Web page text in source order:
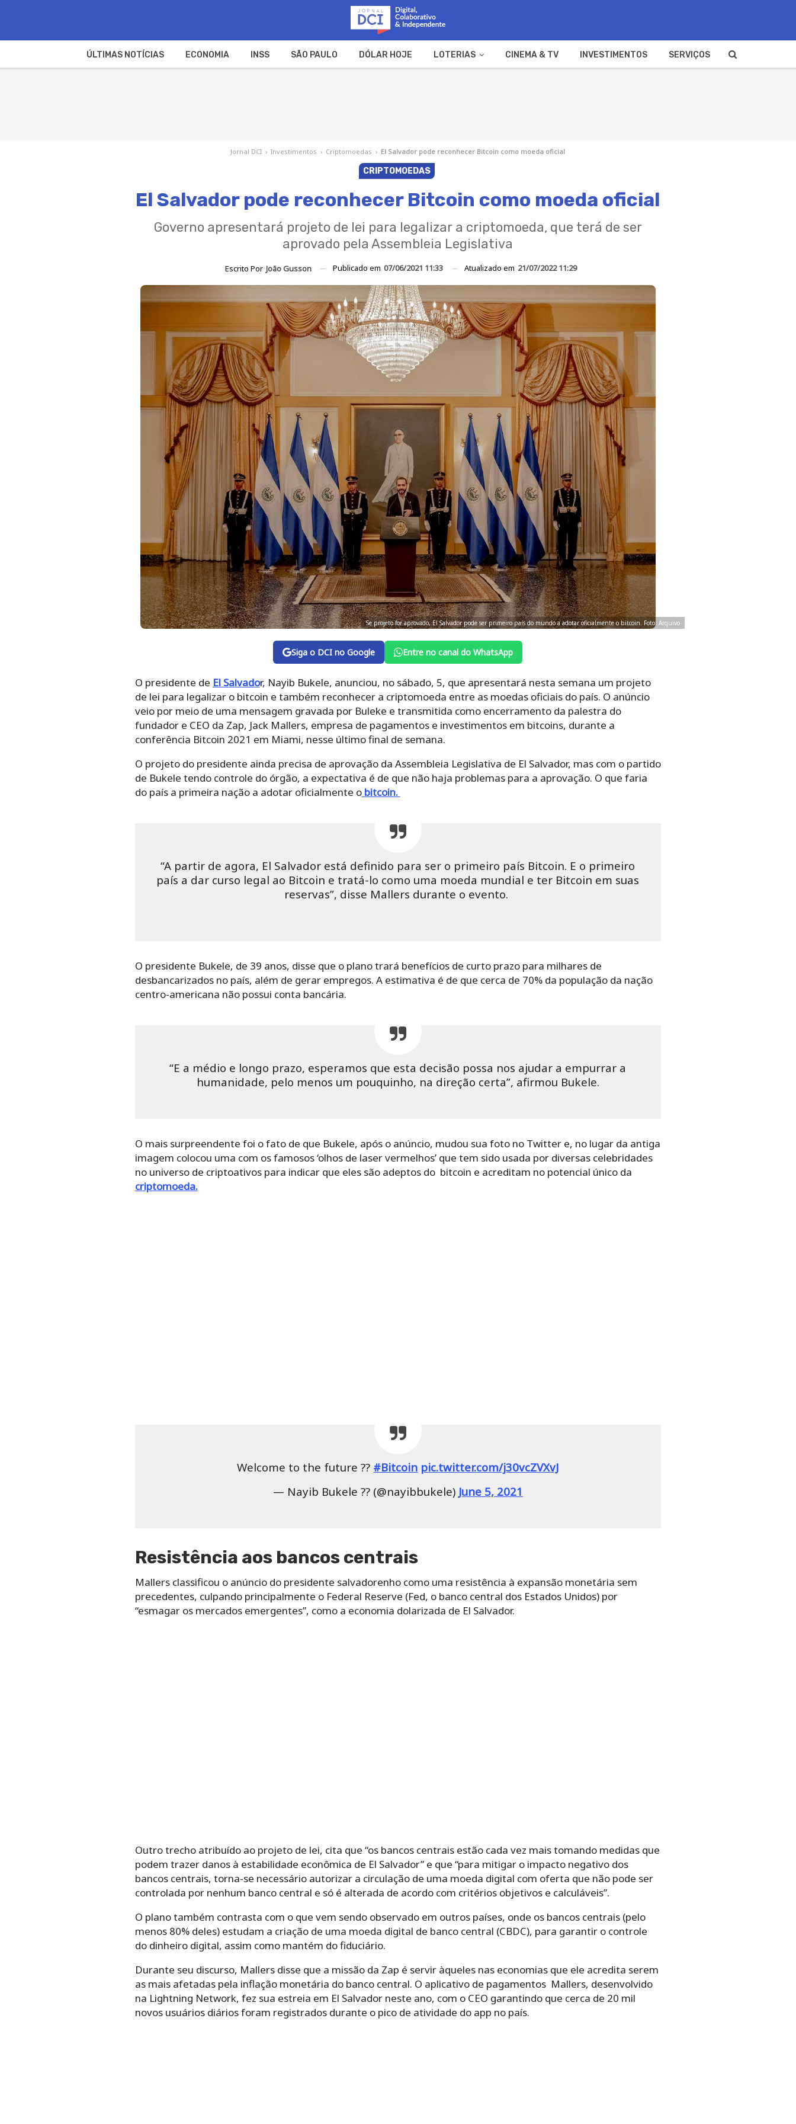
ÚLTIMAS NOTÍCIAS ECONOMIA INSS SÃO PAULO DÓLAR HOJE LOTERIAS CINEMA & TV INVESTIMENTOS SERVIÇOS
Jornal DCI › Investimentos › Criptomoedas › El Salvador pode reconhecer Bitcoin como moeda oficial
CRIPTOMOEDAS
El Salvador pode reconhecer Bitcoin como moeda oficial
Governo apresentará projeto de lei para legalizar a criptomoeda, que terá de ser
aprovado pela Assembleia Legislativa
Escrito Por João Gusson Publicado em 07/06/2021 11:33 Atualizado em 21/07/2022 11:29
Se projeto for aprovado, El Salvador pode ser primeiro país do mundo a adotar oficialmente o bitcoin. Foto: Arquivo
Siga o DCI no Google Entre no canal do WhatsApp
O presidente de El Salvador, Nayib Bukele, anunciou, no sábado, 5, que apresentará nesta semana um projeto
de lei para legalizar o bitcoin e também reconhecer a criptomoeda entre as moedas oficiais do país. O anúncio
veio por meio de uma mensagem gravada por Buleke e transmitida como encerramento da palestra do
fundador e CEO da Zap, Jack Mallers, empresa de pagamentos e investimentos em bitcoins, durante a
conferência Bitcoin 2021 em Miami, nesse último final de semana.
O projeto do presidente ainda precisa de aprovação da Assembleia Legislativa de El Salvador, mas com o partido
de Bukele tendo controle do órgão, a expectativa é de que não haja problemas para a aprovação. O que faria
do país a primeira nação a adotar oficialmente obitcoin.
“A partir de agora, El Salvador está definido para ser o primeiro país Bitcoin. E o primeiro
país a dar curso legal ao Bitcoin e tratá-lo como uma moeda mundial e ter Bitcoin em suas
reservas”, disse Mallers durante o evento.
O presidente Bukele, de 39 anos, disse que o plano trará benefícios de curto prazo para milhares de
desbancarizados no país, além de gerar empregos. A estimativa é de que cerca de 70% da população da nação
centro-americana não possui conta bancária.
“E a médio e longo prazo, esperamos que esta decisão possa nos ajudar a empurrar a
humanidade, pelo menos um pouquinho, na direção certa”, afirmou Bukele.
O mais surpreendente foi o fato de que Bukele, após o anúncio, mudou sua foto no Twitter e, no lugar da antiga
imagem colocou uma com os famosos ‘olhos de laser vermelhos’ que tem sido usada por diversas celebridades
no universo de criptoativos para indicar que eles são adeptos do bitcoin e acreditam no potencial único da
criptomoeda.
Welcome to the future ?? #Bitcoin pic.twitter.com/j30vcZVXvJ
— Nayib Bukele ?? (@nayibbukele) June 5, 2021
Resistência aos bancos centrais
Mallers classificou o anúncio do presidente salvadorenho como uma resistência à expansão monetária sem
precedentes, culpando principalmente o Federal Reserve (Fed, o banco central dos Estados Unidos) por
“esmagar os mercados emergentes”, como a economia dolarizada de El Salvador.
Outro trecho atribuído ao projeto de lei, cita que “os bancos centrais estão cada vez mais tomando medidas que
podem trazer danos à estabilidade econômica de El Salvador” e que “para mitigar o impacto negativo dos
bancos centrais, torna-se necessário autorizar a circulação de uma moeda digital com oferta que não pode ser
controlada por nenhum banco central e só é alterada de acordo com critérios objetivos e calculáveis”.
O plano também contrasta com o que vem sendo observado em outros países, onde os bancos centrais (pelo
menos 80% deles) estudam a criação de uma moeda digital de banco central (CBDC), para garantir o controle
do dinheiro digital, assim como mantém do fiduciário.
Durante seu discurso, Mallers disse que a missão da Zap é servir àqueles nas economias que ele acredita serem
as mais afetadas pela inflação monetária do banco central. O aplicativo de pagamentos Mallers, desenvolvido
na Lightning Network, fez sua estreia em El Salvador neste ano, com o CEO garantindo que cerca de 20 mil
novos usuários diários foram registrados durante o pico de atividade do app no país.